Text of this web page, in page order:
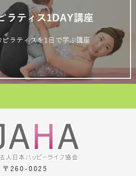
ラティス1DAY講座
ピラティスを1日で学ぶ講座
〒260-0025